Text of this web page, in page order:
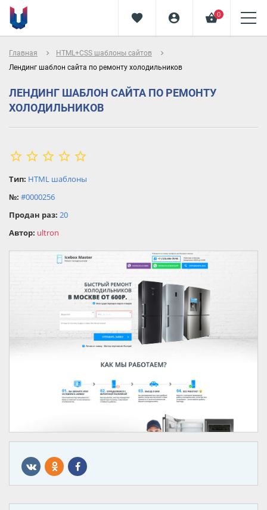
favorite account_circle shopping_basket0
Главная navigate_next HTML+CSS шаблоны сайтов
navigate_next
Лендинг шаблон сайта по ремонту холодильников
ЛЕНДИНГ ШАБЛОН САЙТА ПО РЕМОНТУ
ХОЛОДИЛЬНИКОВ
star_border star_border star_border star_border star_border
star
star
star
Тип: HTML шаблоны
№: #0000256
Продан раз: 20
Автор: ultron